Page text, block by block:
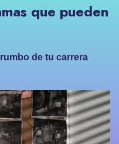
que pueden
de tu carrera